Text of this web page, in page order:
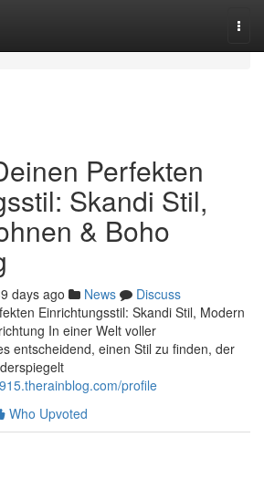
Perfekten
Skandi Stil,
& Boho
days ago News
Discuss
Einrichtungsstil: Skandi Stil, Modern
In einer Welt voller
entscheidend, einen Stil zu finden, der
profile
Who Upvoted